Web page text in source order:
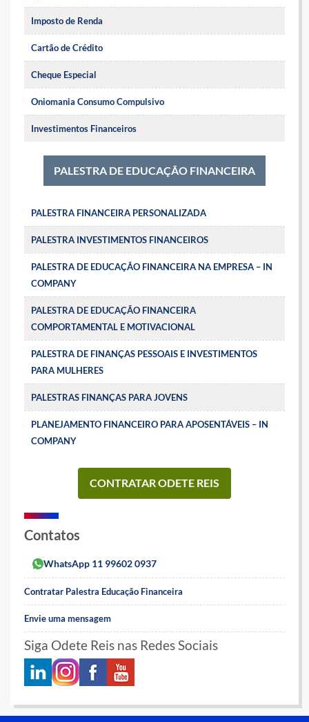
Imposto de Renda
Cartão de Crédito
Cheque Especial
Oniomania Consumo Compulsivo
Investimentos Financeiros
PALESTRA DE EDUCAÇÃO FINANCEIRA
PALESTRA FINANCEIRA PERSONALIZADA
PALESTRA INVESTIMENTOS FINANCEIROS
PALESTRA DE EDUCAÇÃO FINANCEIRA NA EMPRESA – IN
COMPANY
PALESTRA DE EDUCAÇÃO FINANCEIRA
COMPORTAMENTAL E MOTIVACIONAL
PALESTRA DE FINANÇAS PESSOAIS E INVESTIMENTOS
PARA MULHERES
PALESTRAS FINANÇAS PARA JOVENS
PLANEJAMENTO FINANCEIRO PARA APOSENTÁVEIS – IN
COMPANY
CONTRATAR ODETE REIS
Contatos
WhatsApp 11 99602 0937
Contratar Palestra Educação Financeira
Envie uma mensagem
Siga Odete Reis nas Redes Sociais